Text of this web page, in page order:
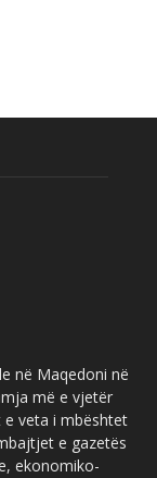
në Maqedoni në
më e vjetër
veta i mbështet
e gazetës
ekonomiko-